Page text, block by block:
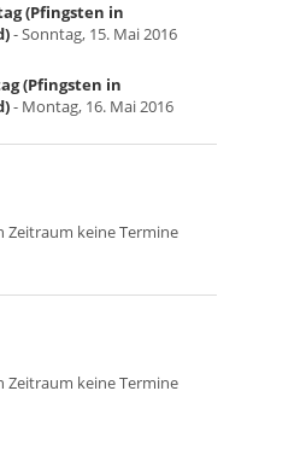
(Pfingsten in
- Sonntag, 15. Mai 2016
(Pfingsten in
- Montag, 16. Mai 2016
Zeitraum keine Termine
Zeitraum keine Termine